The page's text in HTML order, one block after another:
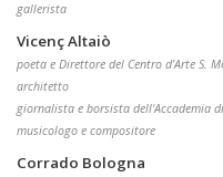
gallerista
Vicenç Altaiò
poeta e Direttore del Centro d’Arte S.
architetto
giornalista e borsista dell'Accademia
musicologo e compositore
Corrado Bologna